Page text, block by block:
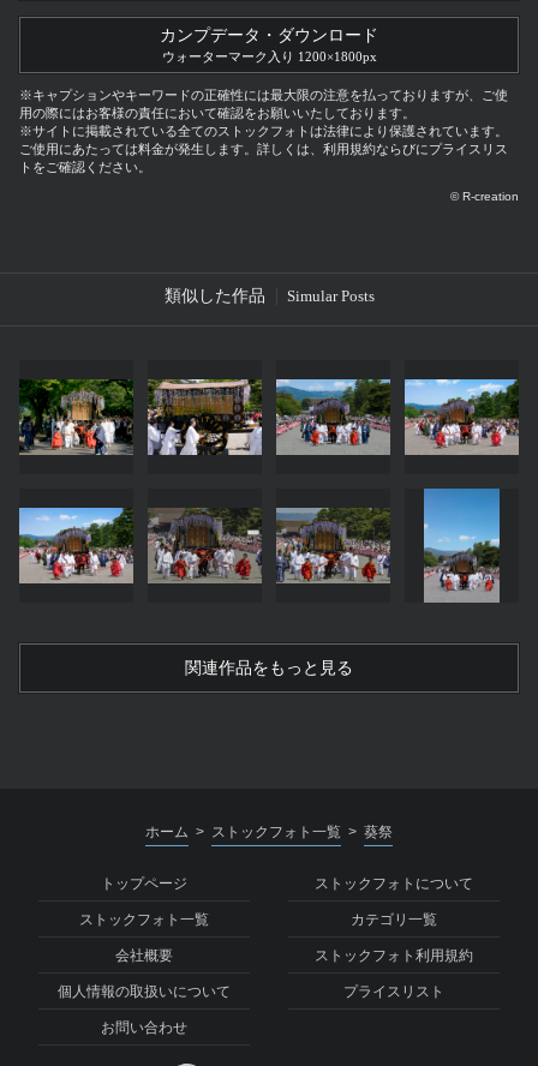
カンプデータ・ダウンロード
ウォーターマーク入り 1200×1800px
※キャプションやキーワードの正確性には最大限の注意を払っておりますが、ご使
用の際にはお客様の責任において確認をお願いいたしております。
※サイトに掲載されている全てのストックフォトは法律により保護されています。
ご使用にあたっては料金が発生します。詳しくは、利用規約ならびにプライスリス
トをご確認ください。
© R-creation
類似した作品 Simular Posts
関連作品をもっと見る
ホーム > ストックフォト一覧 > 葵祭
トップページ ストックフォトについて
ストックフォト一覧 カテゴリ一覧
会社概要 ストックフォト利用規約
個人情報の取扱いについて プライスリスト
お問い合わせ